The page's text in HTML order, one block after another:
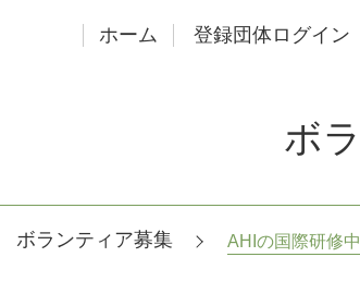
ホーム 登録団体ログイン
ボ
ボランティア募集 AHIの国際研修